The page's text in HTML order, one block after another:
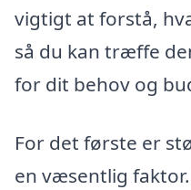
vigtigt at forstå,
så du kan træffe
for dit behov og
For det første er
en væsentlig